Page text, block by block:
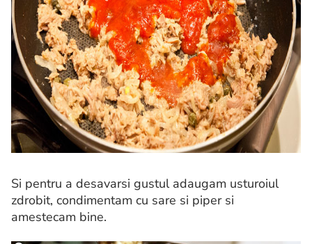
Si pentru a desavarsi gustul adaugam usturoiul
zdrobit, condimentam cu sare si piper si
amestecam bine.